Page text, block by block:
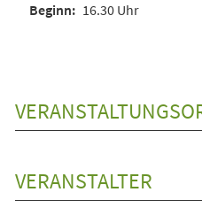
16.30 Uhr
VERANSTALTER